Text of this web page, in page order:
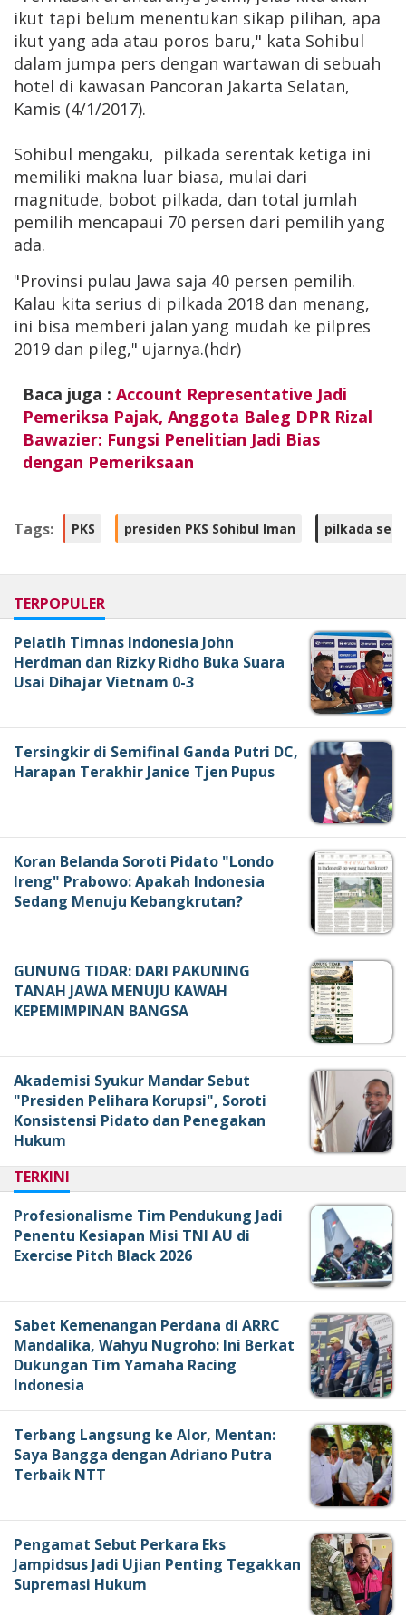
ikut tapi belum menentukan sikap pilihan, apa
ikut yang ada atau poros baru," kata Sohibul
dalam jumpa pers dengan wartawan di sebuah
hotel di kawasan Pancoran Jakarta Selatan,
Kamis (4/1/2017).
Sohibul mengaku, pilkada serentak ketiga ini
memiliki makna luar biasa, mulai dari
magnitude, bobot pilkada, dan total jumlah
pemilih mencapaui 70 persen dari pemilih yang
ada.
"Provinsi pulau Jawa saja 40 persen pemilih.
Kalau kita serius di pilkada 2018 dan menang,
ini bisa memberi jalan yang mudah ke pilpres
2019 dan pileg," ujarnya.(hdr)
Baca juga : Account Representative Jadi
Pemeriksa Pajak, Anggota Baleg DPR Rizal
Bawazier: Fungsi Penelitian Jadi Bias
dengan Pemeriksaan
Tags: PKS presiden PKS Sohibul Iman pilkada
TERPOPULER
Pelatih Timnas Indonesia John
Herdman dan Rizky Ridho Buka Suara
Usai Dihajar Vietnam 0-3
Tersingkir di Semifinal Ganda Putri DC,
Harapan Terakhir Janice Tjen Pupus
Koran Belanda Soroti Pidato "Londo
Ireng" Prabowo: Apakah Indonesia
Sedang Menuju Kebangkrutan?
GUNUNG TIDAR: DARI PAKUNING
TANAH JAWA MENUJU KAWAH
KEPEMIMPINAN BANGSA
Akademisi Syukur Mandar Sebut
"Presiden Pelihara Korupsi", Soroti
Konsistensi Pidato dan Penegakan
Hukum
TERKINI
Profesionalisme Tim Pendukung Jadi
Penentu Kesiapan Misi TNI AU di
Exercise Pitch Black 2026
Sabet Kemenangan Perdana di ARRC
Mandalika, Wahyu Nugroho: Ini Berkat
Dukungan Tim Yamaha Racing
Indonesia
Terbang Langsung ke Alor, Mentan:
Saya Bangga dengan Adriano Putra
Terbaik NTT
Pengamat Sebut Perkara Eks
Jampidsus Jadi Ujian Penting Tegakkan
Supremasi Hukum